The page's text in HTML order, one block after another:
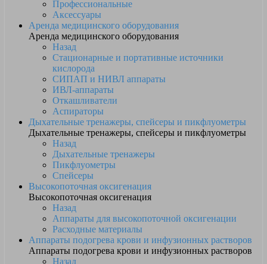
Профессиональные
Аксессуары
Аренда медицинского оборудования
Аренда медицинского оборудования
Назад
Стационарные и портативные источники
кислорода
СИПАП и НИВЛ аппараты
ИВЛ-аппараты
Откашливатели
Аспираторы
Дыхательные тренажеры, спейсеры и пикфлуометры
Дыхательные тренажеры, спейсеры и пикфлуометры
Назад
Дыхательные тренажеры
Пикфлуометры
Спейсеры
Высокопоточная оксигенация
Высокопоточная оксигенация
Назад
Аппараты для высокопоточной оксигенации
Расходные материалы
Аппараты подогрева крови и инфузионных растворов
Аппараты подогрева крови и инфузионных растворов
Назад